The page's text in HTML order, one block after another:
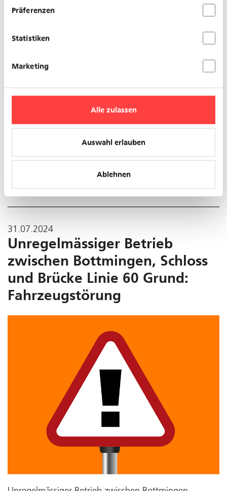
treffen müssen.
Präferenzen
Statistiken
Marketing
Alle zulassen
Auswahl erlauben
Ablehnen
Aufgehoben: Unterbruch im Bereich Markthalle
Es kann noch zu Folgeverspätungen oder Ausfällen
kommen.
31.07.2024
Unregelmässiger Betrieb
zwischen Bottmingen, Schloss
und Brücke Linie 60 Grund:
Fahrzeugstörung